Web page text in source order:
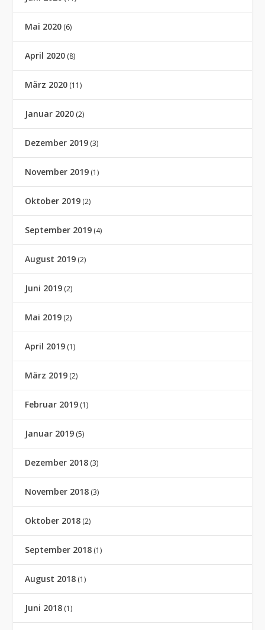
Mai 2020 (6)
April 2020 (8)
März 2020 (11)
Januar 2020 (2)
Dezember 2019 (3)
November 2019 (1)
Oktober 2019 (2)
September 2019 (4)
August 2019 (2)
Juni 2019 (2)
Mai 2019 (2)
April 2019 (1)
März 2019 (2)
Februar 2019 (1)
Januar 2019 (5)
Dezember 2018 (3)
November 2018 (3)
Oktober 2018 (2)
September 2018 (1)
August 2018 (1)
Juni 2018 (1)